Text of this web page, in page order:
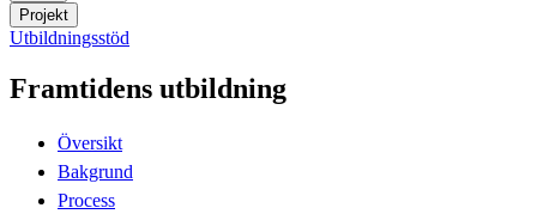
Projekt
Utbildningsstöd
Framtidens utbildning
Översikt
Bakgrund
Process